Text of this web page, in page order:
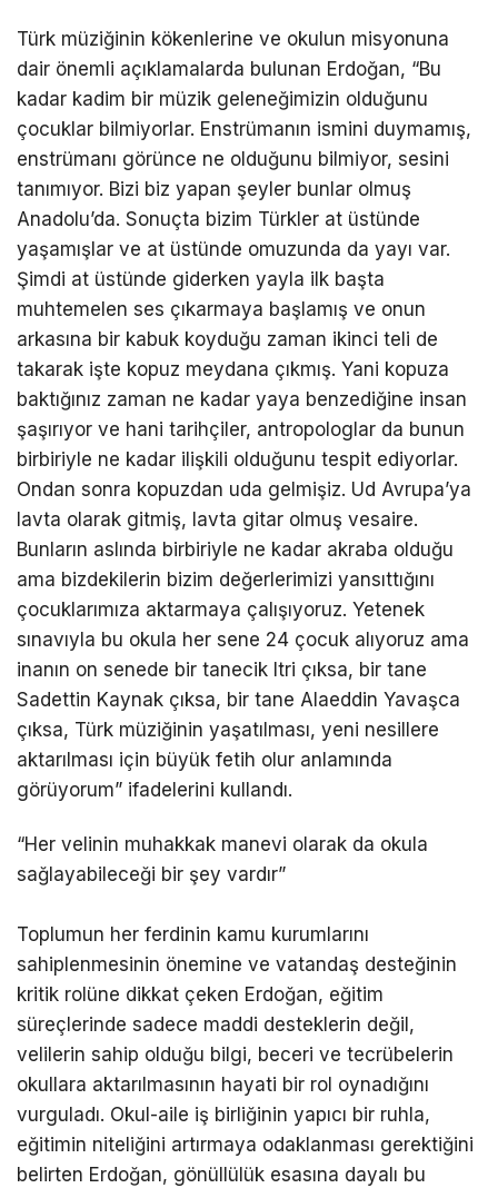
Türk müziğinin kökenlerine ve okulun misyonuna
dair önemli açıklamalarda bulunan Erdoğan, “Bu
kadar kadim bir müzik geleneğimizin olduğunu
çocuklar bilmiyorlar. Enstrümanın ismini duymamış,
enstrümanı görünce ne olduğunu bilmiyor, sesini
tanımıyor. Bizi biz yapan şeyler bunlar olmuş
Anadolu’da. Sonuçta bizim Türkler at üstünde
yaşamışlar ve at üstünde omuzunda da yayı var.
Şimdi at üstünde giderken yayla ilk başta
muhtemelen ses çıkarmaya başlamış ve onun
arkasına bir kabuk koyduğu zaman ikinci teli de
takarak işte kopuz meydana çıkmış. Yani kopuza
baktığınız zaman ne kadar yaya benzediğine insan
şaşırıyor ve hani tarihçiler, antropologlar da bunun
birbiriyle ne kadar ilişkili olduğunu tespit ediyorlar.
Ondan sonra kopuzdan uda gelmişiz. Ud Avrupa’ya
lavta olarak gitmiş, lavta gitar olmuş vesaire.
Bunların aslında birbiriyle ne kadar akraba olduğu
ama bizdekilerin bizim değerlerimizi yansıttığını
çocuklarımıza aktarmaya çalışıyoruz. Yetenek
sınavıyla bu okula her sene 24 çocuk alıyoruz ama
inanın on senede bir tanecik Itri çıksa, bir tane
Sadettin Kaynak çıksa, bir tane Alaeddin Yavaşca
çıksa, Türk müziğinin yaşatılması, yeni nesillere
aktarılması için büyük fetih olur anlamında
görüyorum” ifadelerini kullandı.
“Her velinin muhakkak manevi olarak da okula
sağlayabileceği bir şey vardır”
Toplumun her ferdinin kamu kurumlarını
sahiplenmesinin önemine ve vatandaş desteğinin
kritik rolüne dikkat çeken Erdoğan, eğitim
süreçlerinde sadece maddi desteklerin değil,
velilerin sahip olduğu bilgi, beceri ve tecrübelerin
okullara aktarılmasının hayati bir rol oynadığını
vurguladı. Okul-aile iş birliğinin yapıcı bir ruhla,
eğitimin niteliğini artırmaya odaklanması gerektiğini
belirten Erdoğan, gönüllülük esasına dayalı bu